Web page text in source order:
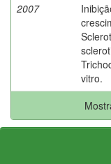
2007
vitro.